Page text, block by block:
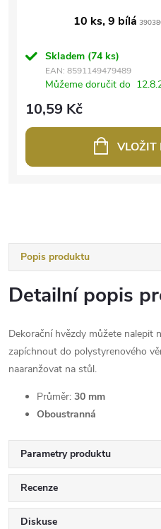
10 ks, 9 bílá
Skladem (74 ks)
EAN: 8591149479489
Můžeme doručit do
10,59 Kč
VLOŽIT
Popis produktu
Detailní popis
Dekorační hvězdy můžete nalepit
zapíchnout do polystyrenového
naaranžovat na stůl.
Průměr: 30 mm
Oboustranná
Parametry produktu
Recenze
Diskuse